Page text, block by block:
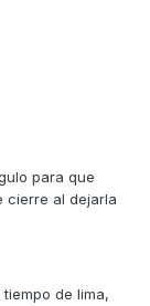
para que
cierre al dejarla
de lima,